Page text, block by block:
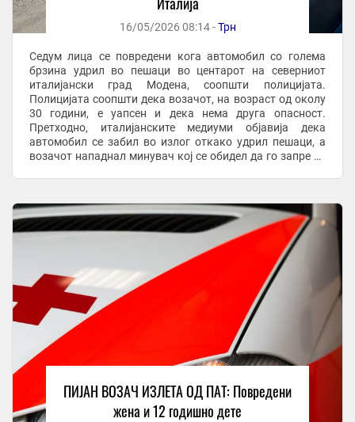
16/05/2026 08:14 -Трн
Седум лица се повредени кога автомобил со голема
брзина удрил во пешаци во центарот на северниот
италијански град Модена, соопшти полицијата.
Полицијата соопшти дека возачот, на возраст од околу
30 години, е уапсен и дека нема друга опасност.
Претходно, италијанските медиуми објавија дека
автомобил се забил во излог откако удрил пешаци, а
возачот нападнал минувач кој се обидел да го запре со
ПИЈАН ВОЗАЧ ИЗЛЕТА ОД ПАТ: Повредени
жена и 12 годишно дете